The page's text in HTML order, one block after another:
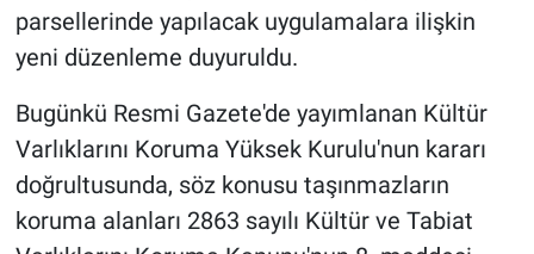
parsellerinde yapılacak uygulamalara ilişkin
yeni düzenleme duyuruldu.
Bugünkü Resmi Gazete'de yayımlanan Kültür
Varlıklarını Koruma Yüksek Kurulu'nun kararı
doğrultusunda, söz konusu taşınmazların
koruma alanları 2863 sayılı Kültür ve Tabiat